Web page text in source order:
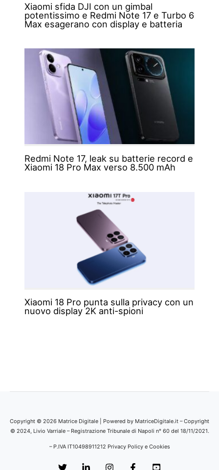
Xiaomi sfida DJI con un gimbal
potentissimo e Redmi Note 17 e Turbo 6
Max esagerano con display e batteria
Redmi Note 17, leak su batterie record e
Xiaomi 18 Pro Max verso 8.500 mAh
Xiaomi 18 Pro punta sulla privacy con un
nuovo display 2K anti-spioni
Copyright © 2026 Matrice Digitale | Powered by MatriceDigitale.it – Copyright
© 2024, Livio Varriale – Registrazione Tribunale di Napoli n° 60 del 18/11/2021.
– P.IVA IT10498911212 Privacy Policy e Cookies